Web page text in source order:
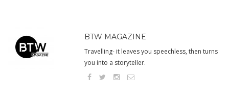
BTW MAGAZINE
Travelling- it leaves you speechless, then turns
you into a storyteller.